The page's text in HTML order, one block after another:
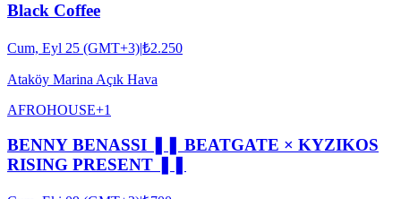
Black Coffee
Cum, Eyl 25 (GMT+3)|₺2.250
Ataköy Marina Açık Hava
AFROHOUSE+1
BENNY BENASSI ❚❚ BEATGATE × KYZIKOS
RISING PRESENT ❚❚